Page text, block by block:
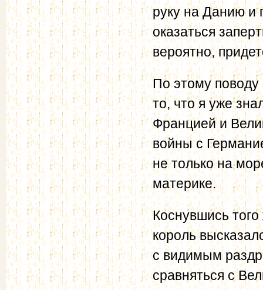
руку на Данию и
оказаться
вероятно,
По этому поводу
то, что я уже
Францией и
войны с
не только на
материке.
Коснувшись
король
с видимым
сравняться с